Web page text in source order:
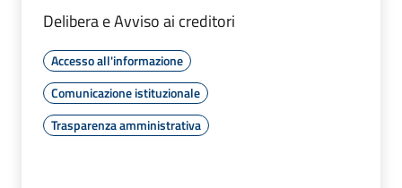
Delibera e Avviso ai creditori
Accesso all'informazione
Comunicazione istituzionale
Trasparenza amministrativa